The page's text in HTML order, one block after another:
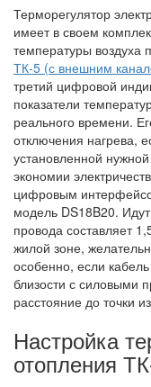
Терморегулятор
имеет в своем
температуры воздуха
ТК-5 (с внешним
третий цифровой
показатели
реального времени.
отключения нагрева,
установленной
экономии
цифровым
модель DS18B20.
провода составляет
жилой зоне,
особенно, если
близости с силовыми
расстояние до точки
Настройка
отопления